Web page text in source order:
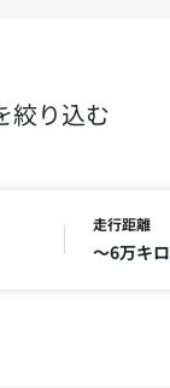
絞り込む
走行距離
～6万キロ